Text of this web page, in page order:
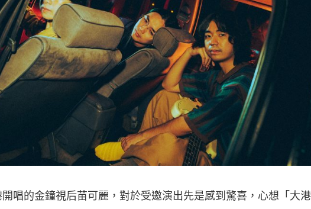
唱的金鐘視后苗可麗，對於受邀演出先是感到驚喜，心想「大